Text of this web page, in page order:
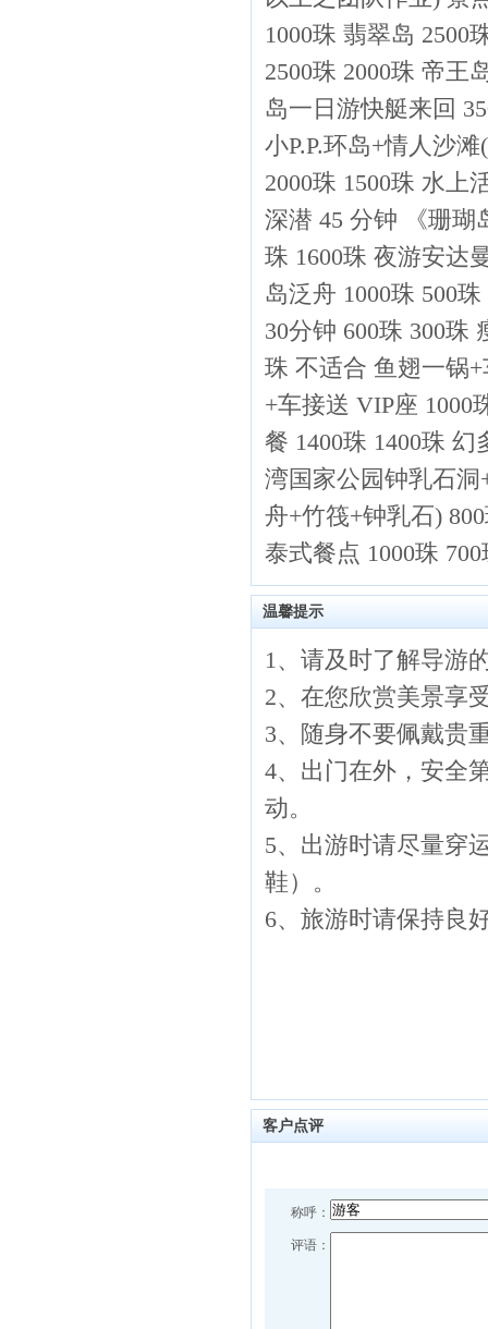
1000珠 翡翠岛 2500
2500珠 2000珠 帝王
岛一日游快艇来回
小P.P.环岛+情人沙
2000珠 1500珠 水上
深潜 45 分钟 《珊瑚
珠 1600珠 夜游安达
岛泛舟 1000珠 500
30分钟 600珠 300珠
珠 不适合 鱼翅一锅
+车接送 VIP座 1000
餐 1400珠 1400珠
湾国家公园钟乳石洞
舟+竹筏+钟乳石)
泰式餐点 1000珠 700
温馨提示
1、请及时了解导游
2、在您欣赏美景享
3、随身不要佩戴贵
4、出门在外，安全
动。
5、出游时请尽量穿
鞋）。
6、旅游时请保持良
客户点评
称呼：
评语：